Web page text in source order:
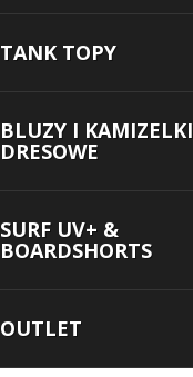
TANK TOPY
BLUZY I KAMIZELKI
DRESOWE
SURF UV+ &
BOARDSHORTS
OUTLET